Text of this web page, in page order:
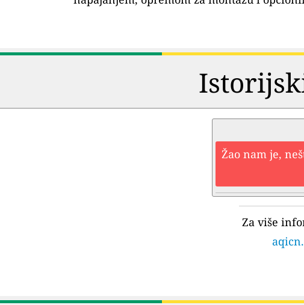
Žao nam je,
Za više